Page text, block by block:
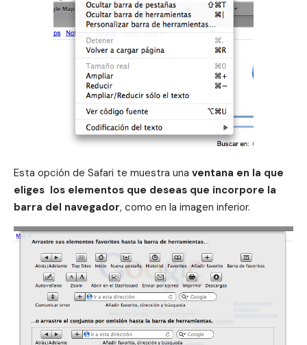
Esta opción de Safari te muestra una ventana en la que
eliges los elementos que deseas que incorpore la
barra del navegador, como en la imagen inferior.